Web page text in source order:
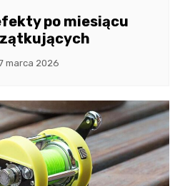
po miesiącu
marca 2026